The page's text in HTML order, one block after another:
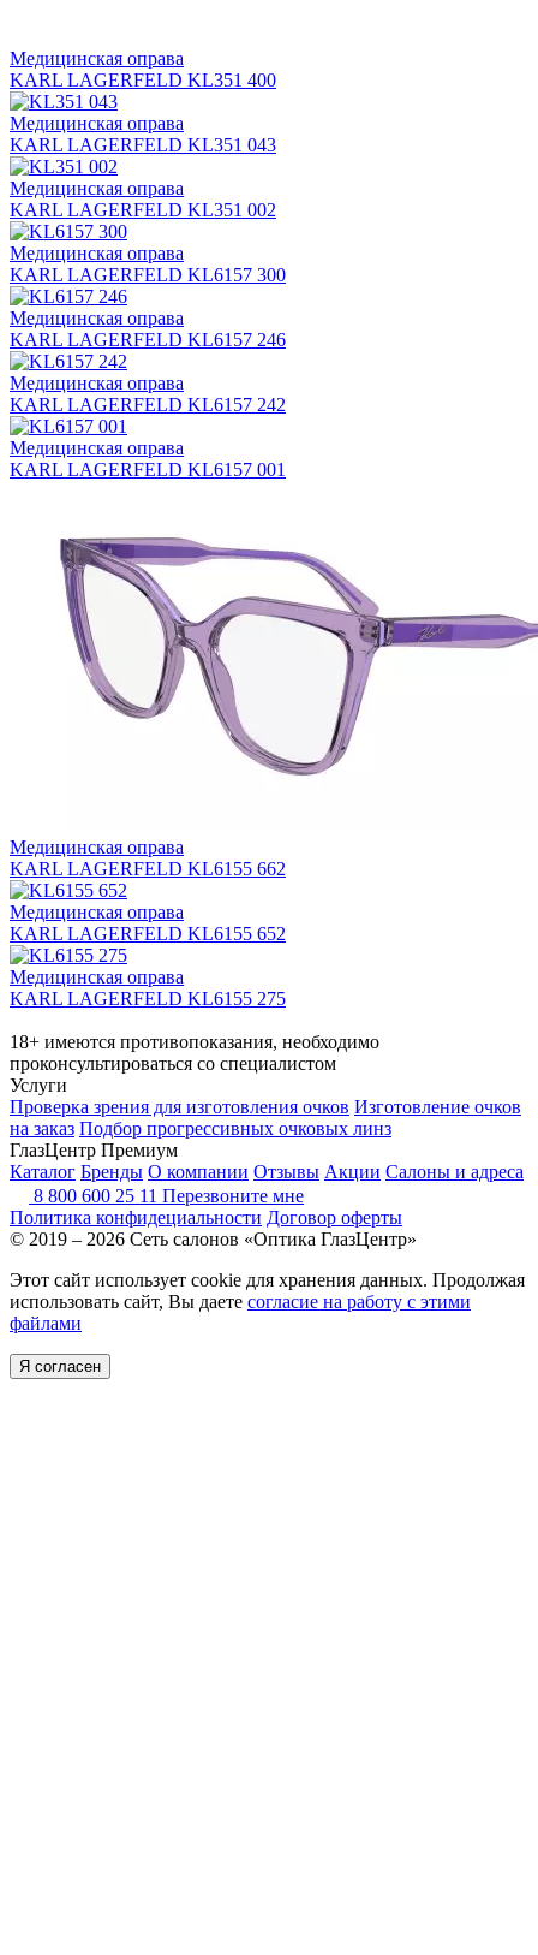
Медицинская оправа
KARL LAGERFELD KL351 400
Медицинская оправа
KARL LAGERFELD KL351 043
Медицинская оправа
KARL LAGERFELD KL351 002
Медицинская оправа
KARL LAGERFELD KL6157 300
Медицинская оправа
KARL LAGERFELD KL6157 246
Медицинская оправа
KARL LAGERFELD KL6157 242
Медицинская оправа
KARL LAGERFELD KL6157 001
Медицинская оправа
KARL LAGERFELD KL6155 662
Медицинская оправа
KARL LAGERFELD KL6155 652
Медицинская оправа
KARL LAGERFELD KL6155 275
18+ имеются противопоказания, необходимо
проконсультироваться со специалистом
Услуги
Проверка зрения для изготовления очков Изготовление очков
на заказ Подбор прогрессивных очковых линз
ГлазЦентр Премиум
Каталог Бренды О компании Отзывы Акции Салоны и адреса
8 800 600 25 11 Перезвоните мне
Политика конфидециальности Договор оферты
© 2019 – 2026 Сеть салонов «Оптика ГлазЦентр»
Этот сайт использует cookie для хранения данных. Продолжая
использовать сайт, Вы даете согласие на работу с этими
файлами
Я согласен